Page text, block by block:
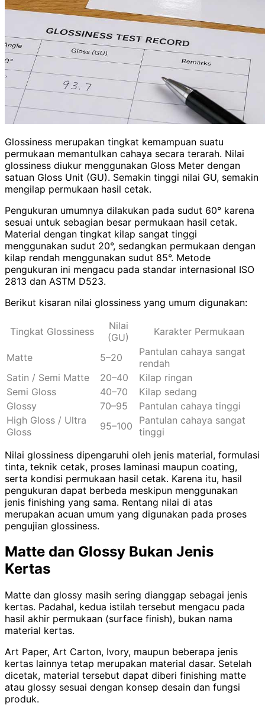
Glossiness merupakan tingkat kemampuan suatu
permukaan memantulkan cahaya secara terarah. Nilai
glossiness diukur menggunakan Gloss Meter dengan
satuan Gloss Unit (GU). Semakin tinggi nilai GU, semakin
mengilap permukaan hasil cetak.
Pengukuran umumnya dilakukan pada sudut 60° karena
sesuai untuk sebagian besar permukaan hasil cetak.
Material dengan tingkat kilap sangat tinggi
menggunakan sudut 20°, sedangkan permukaan dengan
kilap rendah menggunakan sudut 85°. Metode
pengukuran ini mengacu pada standar internasional ISO
2813 dan ASTM D523.
Berikut kisaran nilai glossiness yang umum digunakan:
Tingkat Glossiness
Nilai
(GU)
Karakter Permukaan
Matte 5–20
Pantulan cahaya sangat
rendah
Satin / Semi Matte
20–40
Kilap ringan
Semi Gloss
40–70
Kilap sedang
Glossy
70–95
Pantulan cahaya tinggi
High Gloss / Ultra
Gloss
95–100
Pantulan cahaya sangat
tinggi
Nilai glossiness dipengaruhi oleh jenis material, formulasi
tinta, teknik cetak, proses laminasi maupun coating,
serta kondisi permukaan hasil cetak. Karena itu, hasil
pengukuran dapat berbeda meskipun menggunakan
jenis finishing yang sama. Rentang nilai di atas
merupakan acuan umum yang digunakan pada proses
pengujian glossiness.
Matte dan Glossy Bukan Jenis
Kertas
Matte dan glossy masih sering dianggap sebagai jenis
kertas. Padahal, kedua istilah tersebut mengacu pada
hasil akhir permukaan (surface finish), bukan nama
material kertas.
Art Paper, Art Carton, Ivory, maupun beberapa jenis
kertas lainnya tetap merupakan material dasar. Setelah
dicetak, material tersebut dapat diberi finishing matte
atau glossy sesuai dengan konsep desain dan fungsi
produk.